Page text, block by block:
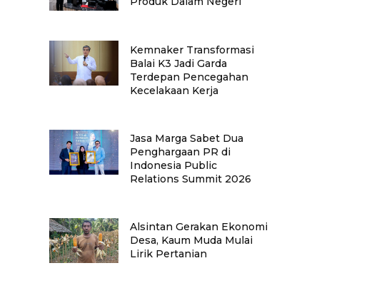
Kemnaker Transformasi
Balai K3 Jadi Garda
Terdepan Pencegahan
Kecelakaan Kerja
Jasa Marga Sabet Dua
Penghargaan PR di
Indonesia Public
Relations Summit 2026
Alsintan Gerakan Ekonomi
Desa, Kaum Muda Mulai
Lirik Pertanian